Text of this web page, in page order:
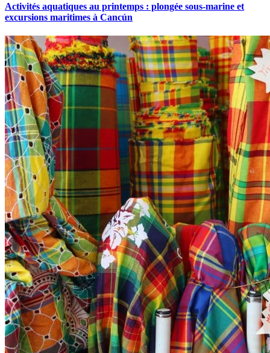
Activités aquatiques au printemps : plongée sous-marine et
excursions maritimes à Cancún